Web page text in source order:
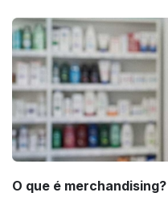
O que é